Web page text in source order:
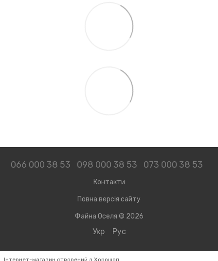
066 000 38 53 098 000 38 53 073 000 38 53
Контакти
Повна версія сайту
Файна Оселя © 2026
Укр Рус
Інтернет-магазин створений з Хорошоп